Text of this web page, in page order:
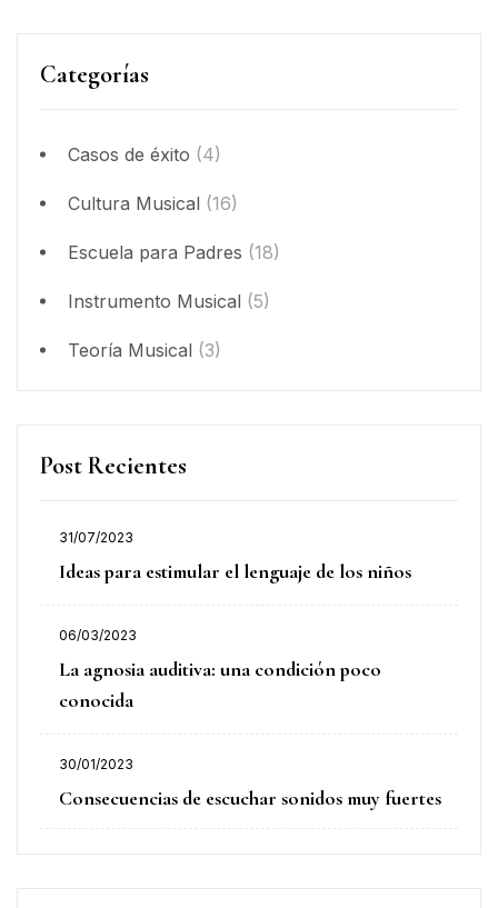
Categorías
Casos de éxito (4)
Cultura Musical (16)
Escuela para Padres (18)
Instrumento Musical (5)
Teoría Musical (3)
Post Recientes
31/07/2023
Ideas para estimular el lenguaje de los niños
06/03/2023
La agnosia auditiva: una condición poco
conocida
30/01/2023
Consecuencias de escuchar sonidos muy fuertes